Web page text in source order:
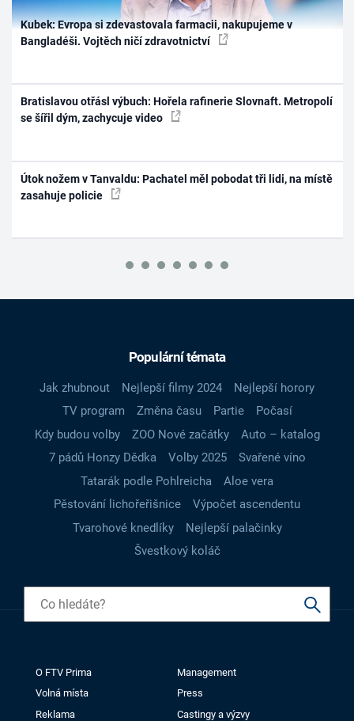
Kubek: Evropa si zdevastovala farmacii, nakupujeme v
Bangladéši. Vojtěch ničí zdravotnictví
Bratislavou otřásl výbuch: Hořela rafinerie Slovnaft. Metropolí
se šířil dým, zachycuje video
Útok nožem v Tanvaldu: Pachatel měl pobodat tři lidi, na místě
zasahuje policie
Populární témata
Jak zhubnout Nejlepší filmy 2024
Nejlepší horory
TV program
Změna času Partie
Počasí
Kdy budou volby
ZOO Nové začátky
Auto – katalog
7 pádů Honzy Dědka
Volby 2025
Svařené víno
Tatarák podle Pohlreicha
Aloe vera
Pěstování lichořeřišnice
Výpočet ascendentu
Tvarohové knedlíky
Nejlepší palačinky
Švestkový koláč
O FTV Prima
Management
Volná místa
Press
Reklama
Castingy a výzvy